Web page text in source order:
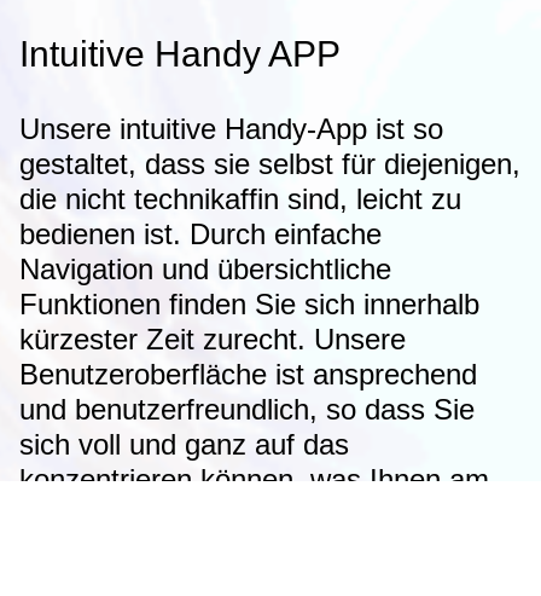
Intuitive Handy APP
Unsere intuitive Handy-App ist so
gestaltet, dass sie selbst für diejenigen,
die nicht technikaffin sind, leicht zu
bedienen ist. Durch einfache
Navigation und übersichtliche
Funktionen finden Sie sich innerhalb
kürzester Zeit zurecht. Unsere
Benutzeroberfläche ist ansprechend
und benutzerfreundlich, so dass Sie
sich voll und ganz auf das
konzentrieren können, was Ihnen am